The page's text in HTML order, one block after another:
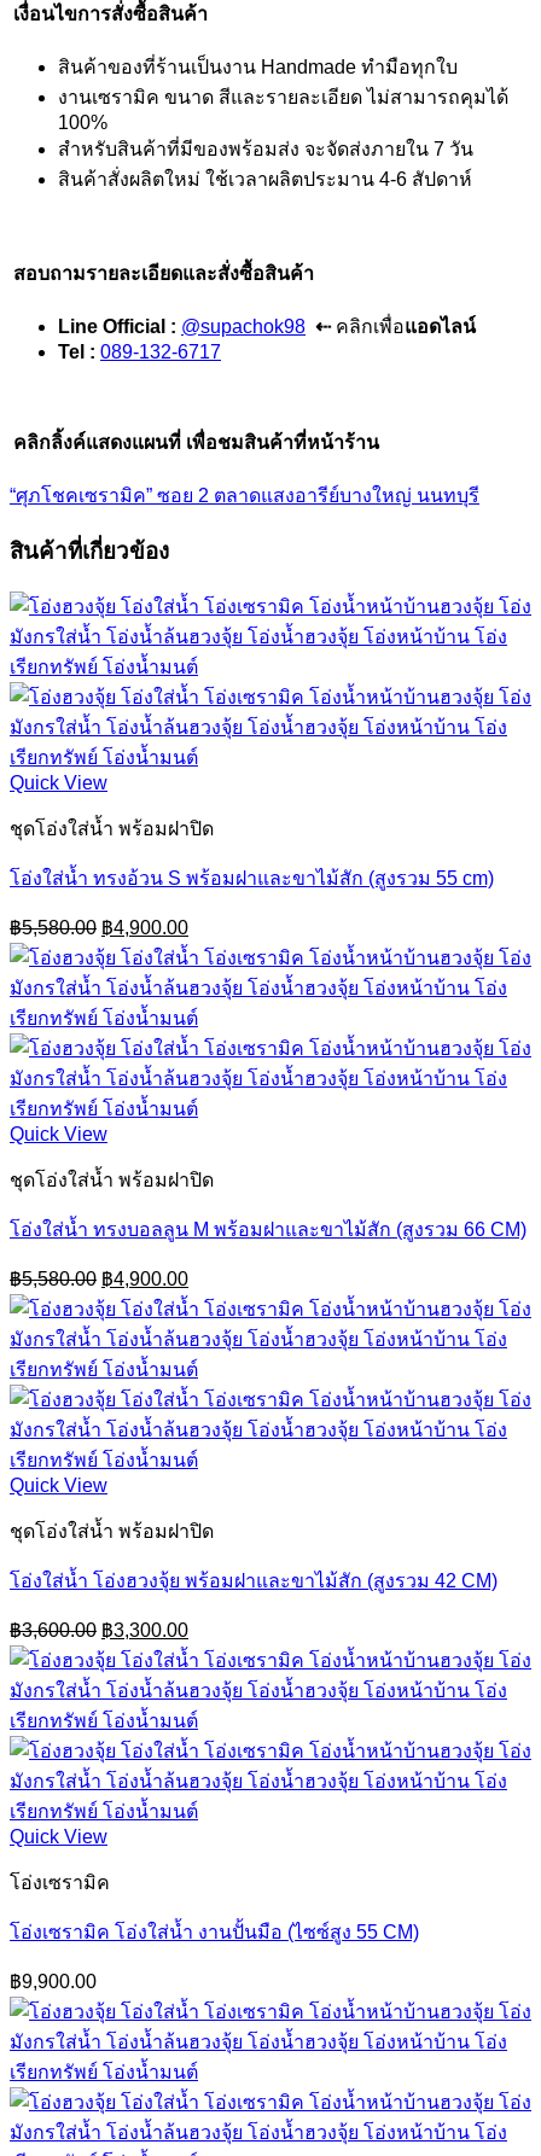
เงื่อนไขการสั่งซื้อสินค้า
สินค้าของที่ร้านเป็นงาน Handmade ทำมือทุกใบ
งานเซรามิค ขนาด สีและรายละเอียด ไม่สามารถคุมได้
100%
สำหรับสินค้าที่มีของพร้อมส่ง จะจัดส่งภายใน 7 วัน
สินค้าสั่งผลิตใหม่ ใช้เวลาผลิตประมาน 4-6 สัปดาห์
สอบถามรายละเอียดและสั่งซื้อสินค้า
Line Official : @supachok98 ⇠ คลิกเพื่อแอดไลน์
Tel : 089-132-6717
คลิกลิ้งค์แสดงแผนที่ เพื่อชมสินค้าที่หน้าร้าน
“ศุภโชคเซรามิค” ซอย 2 ตลาดแสงอารีย์บางใหญ่ นนทบุรี
สินค้าที่เกี่ยวข้อง
Quick View
ชุดโอ่งใส่น้ำ พร้อมฝาปิด
โอ่งใส่น้ำ ทรงอ้วน S พร้อมฝาและขาไม้สัก (สูงรวม 55 cm)
฿5,580.00 Original
price
was:
฿5,580.00.
฿4,900.00Current
price
is:
฿4,900.00.
Quick View
ชุดโอ่งใส่น้ำ พร้อมฝาปิด
โอ่งใส่น้ำ ทรงบอลลูน M พร้อมฝาและขาไม้สัก (สูงรวม 66 CM)
฿5,580.00 Original
price
was:
฿5,580.00.
฿4,900.00Current
price
is:
฿4,900.00.
Quick View
ชุดโอ่งใส่น้ำ พร้อมฝาปิด
โอ่งใส่น้ำ โอ่งฮวงจุ้ย พร้อมฝาและขาไม้สัก (สูงรวม 42 CM)
฿3,600.00 Original
price
was:
฿3,600.00.
฿3,300.00Current
price
is:
฿3,300.00.
Quick View
โอ่งเซรามิค
โอ่งเซรามิค โอ่งใส่น้ำ งานปั้นมือ (ไซซ์สูง 55 CM)
฿9,900.00